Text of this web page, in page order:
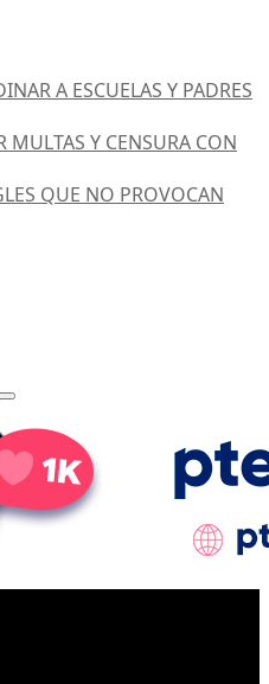
A ESCUELAS Y PADRES
MULTAS Y CENSURA CON
QUE NO PROVOCAN